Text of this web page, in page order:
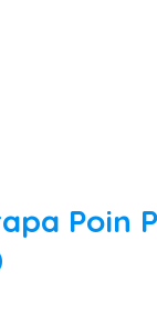
Poin